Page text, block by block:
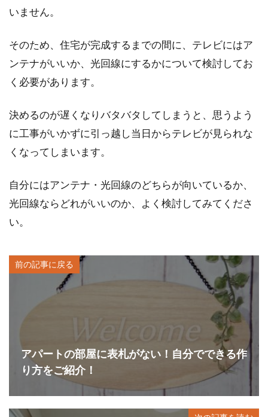
いません。
そのため、住宅が完成するまでの間に、テレビにはア
ンテナがいいか、光回線にするかについて検討してお
く必要があります。
決めるのが遅くなりバタバタしてしまうと、思うよう
に工事がいかずに引っ越し当日からテレビが見られな
くなってしまいます。
自分にはアンテナ・光回線のどちらが向いているか、
光回線ならどれがいいのか、よく検討してみてくださ
い。
前の記事に戻る
アパートの部屋に表札がない！自分でできる作
り方をご紹介！